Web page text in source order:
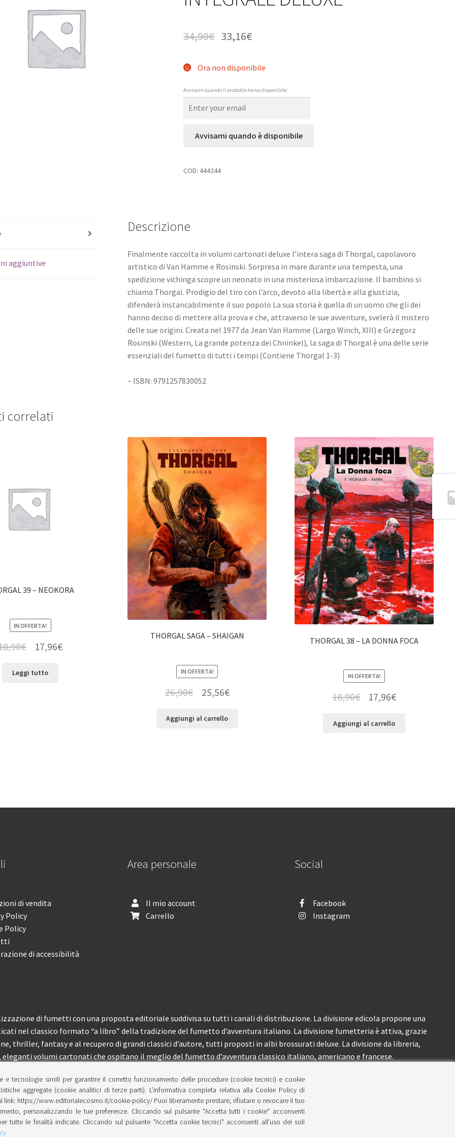
34,90€ 33,16€
Ora non disponibile
Avvisami quando il prodotto torna disponibile:
Avvisami quando è disponibile
COD: 444244
aggiuntive
Descrizione
Finalmente raccolta in volumi cartonati deluxe l’intera saga di Thorgal, capolavoro
artistico di Van Hamme e Rosinski. Sorpresa in mare durante una tempesta, una
spedizione vichinga scopre un neonato in una misteriosa imbarcazione. Il bambino si
chiama Thorgal. Prodigio del tiro con l’arco, devoto alla libertà e alla giustizia,
difenderà instancabilmente il suo popolo La sua storia è quella di un uomo che gli dei
hanno deciso di mettere alla prova e che, attraverso le sue avventure, svelerà il mistero
delle sue origini. Creata nel 1977 da Jean Van Hamme (Largo Winch, XIII) e Grzegorz
Rosinski (Western, La grande potenza dei Chninkel), la saga di Thorgal è una delle serie
essenziali del fumetto di tutti i tempi.(Contiene Thorgal 1-3)
– ISBN: 9791257830052
correlati
39 – NEOKORA
IN OFFERTA!
€ 17,96€
Leggi tutto
THORGAL SAGA – SHAIGAN
IN OFFERTA!
26,90€ 25,56€
Aggiungi al carrello
THORGAL 38 – LA DONNA FOCA
IN OFFERTA!
18,90€ 17,96€
Aggiungi al carrello
di vendita
Policy
Policy
di accessibilità
Area personale
Il mio account
Carrello
Social
Facebook
Instagram
di fumetti con una proposta editoriale suddivisa su tutti i canali di distribuzione. La divisione edicola propone una
nel classico formato “a libro” della tradizione del fumetto d’avventura italiano. La divisione fumetteria è attiva, grazie
thriller, fantasy e al recupero di grandi classici d’autore, tutti proposti in albi brossurati deluxe. La divisione da libreria,
volumi cartonati che ospitano il meglio del fumetto d’avventura classico italiano, americano e francese.
pubblicazioni l’anno.
e tecnologie simili per garantire il corretto funzionamento delle procedure (cookie tecnici) e cookie
aggregate (cookie analitici di terze parti). L’informativa completa relativa alla Cookie Policy di
link: https://www.editorialecosmo.it/cookie-policy/ Puoi liberamente prestare, rifiutare o revocare il tuo
personalizzando le tue preferenze. Cliccando sul pulsante "Accetta tutti i cookie" acconsenti
tutte le finalità indicate. Cliccando sul pulsante "Accetta cookie tecnici" acconsenti all'uso dei soli